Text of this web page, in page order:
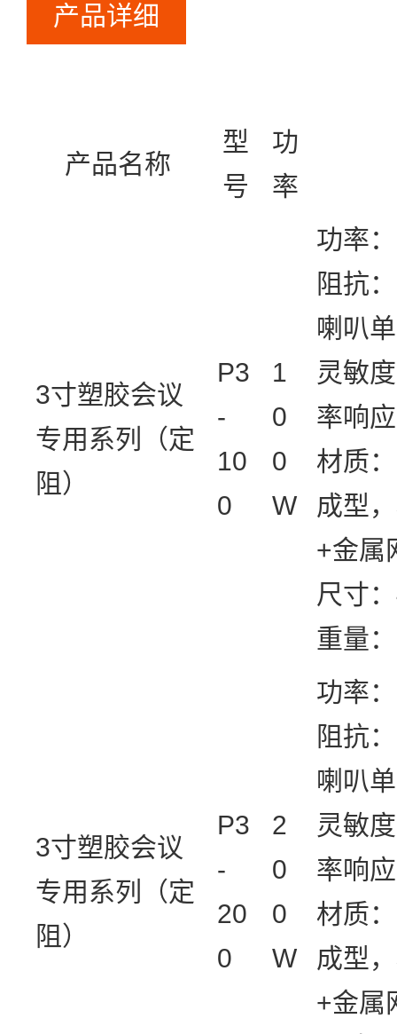
产品详细
产品名称
型
号
功
率
3寸塑胶会议
专用系列（定
阻）
P3
-
10
0
1
0
0
W
功率
阻抗
喇叭
灵敏
率响
材质
成型
+金属
尺寸
重量
3寸塑胶会议
专用系列（定
阻）
P3
-
20
0
2
0
0
W
功率
阻抗
喇叭
灵敏
率响
材质
成型
+金属